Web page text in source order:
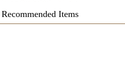
Recommended Items